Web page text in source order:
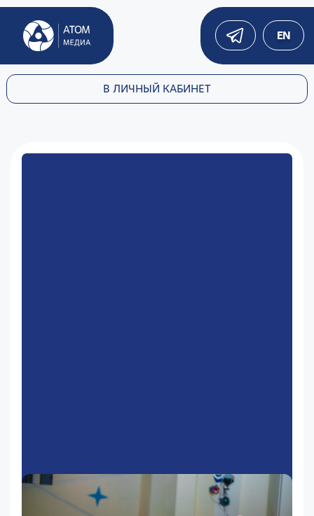
EN
В ЛИЧНЫЙ КАБИНЕТ